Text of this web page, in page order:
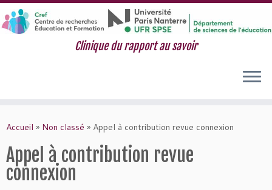
au
Clinique du rapport au savoir
Accueil » Non classé » Appel à contribution revue connexion
Appel à contribution revue
connexion